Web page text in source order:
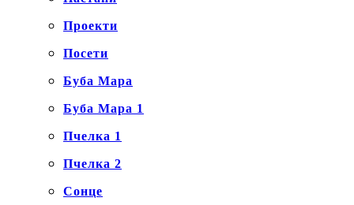
Проекти
Посети
Буба Мара
Буба Мара 1
Пчелка 1
Пчелка 2
Сонце